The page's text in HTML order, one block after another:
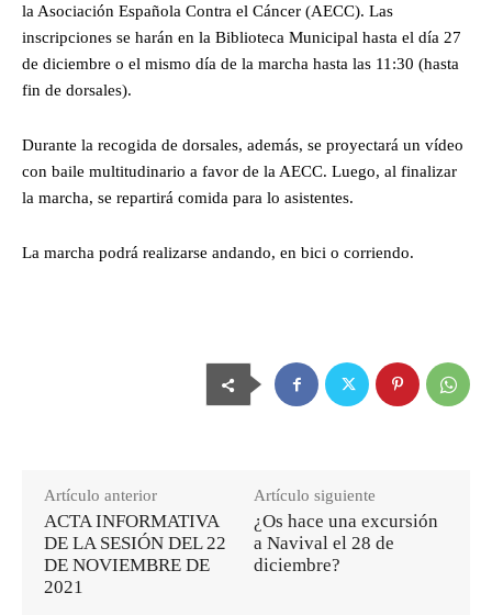
la Asociación Española Contra el Cáncer (AECC). Las
inscripciones se harán en la Biblioteca Municipal hasta el día 27
de diciembre o el mismo día de la marcha hasta las 11:30 (hasta
fin de dorsales).
Durante la recogida de dorsales, además, se proyectará un vídeo
con baile multitudinario a favor de la AECC. Luego, al finalizar
la marcha, se repartirá comida para lo asistentes.
La marcha podrá realizarse andando, en bici o corriendo.
Artículo anterior
ACTA INFORMATIVA
DE LA SESIÓN DEL 22
DE NOVIEMBRE DE
2021
Artículo siguiente
¿Os hace una excursión
a Navival el 28 de
diciembre?